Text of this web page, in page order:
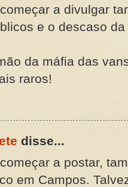
a divulgar
e o descaso
da máfia das
raros!
disse...
a postar,
em Campos.